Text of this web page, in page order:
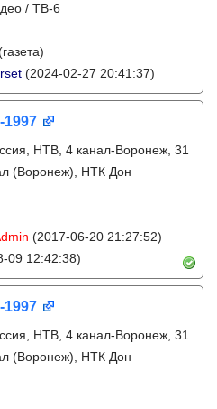
/ ТВ-6
(2024-02-27 20:41:37)
1997
НТВ, 4 канал-Воронеж, 31
(Воронеж), НТК Дон
(2017-06-20 21:27:52)
09 12:42:38)
1997
НТВ, 4 канал-Воронеж, 31
(Воронеж), НТК Дон